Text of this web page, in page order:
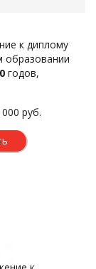
к диплому
годов,
руб.